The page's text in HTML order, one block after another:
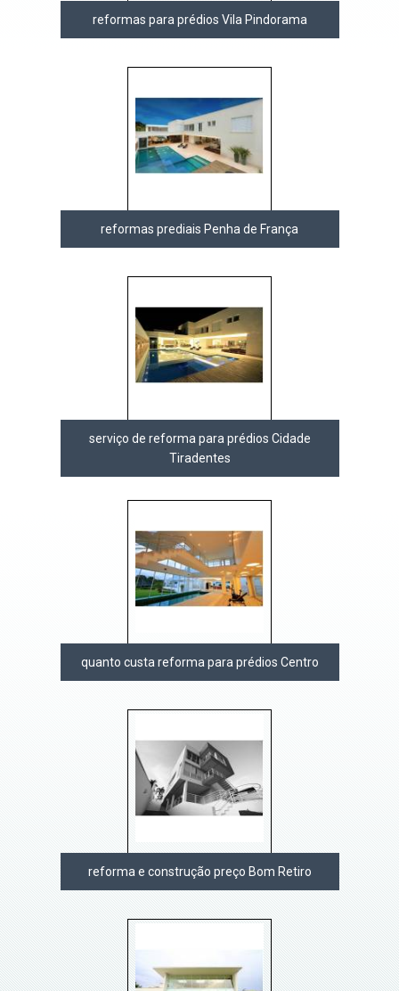
reformas para prédios Vila Pindorama
reformas prediais Penha de França
serviço de reforma para prédios Cidade
Tiradentes
quanto custa reforma para prédios Centro
reforma e construção preço Bom Retiro